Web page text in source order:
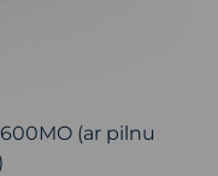
(ar pilnu